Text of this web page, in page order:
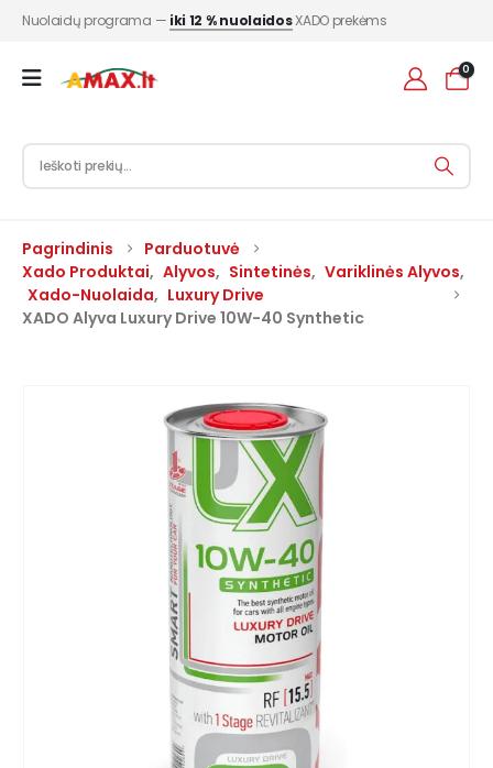
Nuolaidų programa — iki 12 % nuolaidosXADO prekėms
0
Pagrindinis
Parduotuvė
Xado Produktai, Alyvos, Sintetinės, Variklinės Alyvos,
Xado-Nuolaida, Luxury Drive
XADO Alyva Luxury Drive 10W-40 Synthetic